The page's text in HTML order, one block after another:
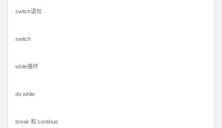
switch语句
switch
while循环
do while
break 和 continue